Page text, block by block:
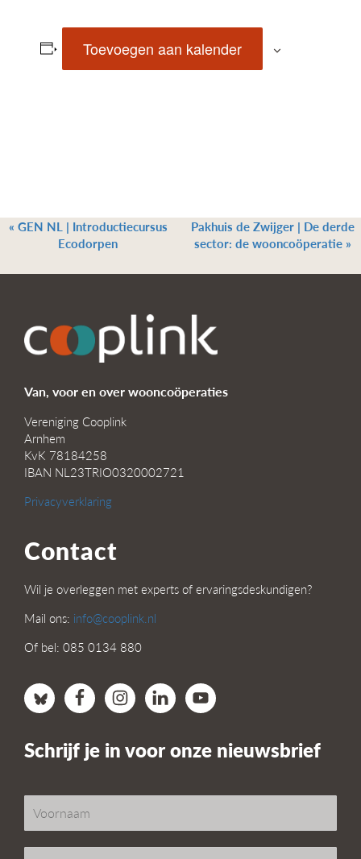
Toevoegen aan kalender
« GEN NL | Introductiecursus
Ecodorpen
Pakhuis de Zwijger | De derde
sector: de wooncoöperatie »
Van, voor en over wooncoöperaties
Vereniging Cooplink
Arnhem
KvK 78184258
IBAN NL23TRIO0320002721
Privacyverklaring
Contact
Wil je overleggen met experts of ervaringsdeskundigen?
Mail ons: info@cooplink.nl
Of bel: 085 0134 880
Schrijf je in voor onze nieuwsbrief